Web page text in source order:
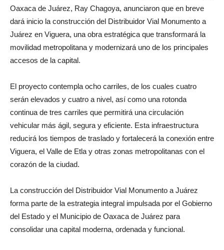
Oaxaca de Juárez, Ray Chagoya, anunciaron que en breve
dará inicio la construcción del Distribuidor Vial Monumento a
Juárez en Viguera, una obra estratégica que transformará la
movilidad metropolitana y modernizará uno de los principales
accesos de la capital.
El proyecto contempla ocho carriles, de los cuales cuatro
serán elevados y cuatro a nivel, así como una rotonda
continua de tres carriles que permitirá una circulación
vehicular más ágil, segura y eficiente. Esta infraestructura
reducirá los tiempos de traslado y fortalecerá la conexión entre
Viguera, el Valle de Etla y otras zonas metropolitanas con el
corazón de la ciudad.
La construcción del Distribuidor Vial Monumento a Juárez
forma parte de la estrategia integral impulsada por el Gobierno
del Estado y el Municipio de Oaxaca de Juárez para
consolidar una capital moderna, ordenada y funcional.